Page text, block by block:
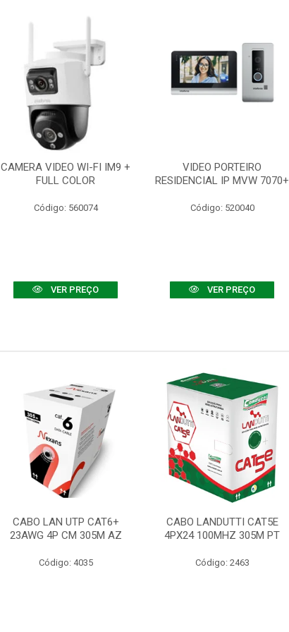
CAMERA VIDEO WI-FI IM9 +
FULL COLOR
Código: 560074
VER PREÇO
VIDEO PORTEIRO
RESIDENCIAL IP MVW 7070+
Código: 520040
VER PREÇO
CABO LAN UTP CAT6+
23AWG 4P CM 305M AZ
Código: 4035
CABO LANDUTTI CAT5E
4PX24 100MHZ 305M PT
Código: 2463